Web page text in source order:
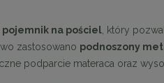
pojemnik na pościel , który
zastosowano podnoszony
podparcie materaca oraz